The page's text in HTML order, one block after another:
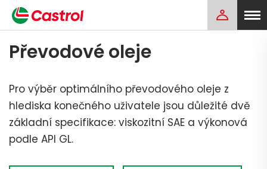
Převodové oleje
Pro výběr optimálního převodového oleje z
hlediska konečného uživatele jsou důležité dvě
základní specifikace: viskozitní SAE a výkonová
podle API GL.